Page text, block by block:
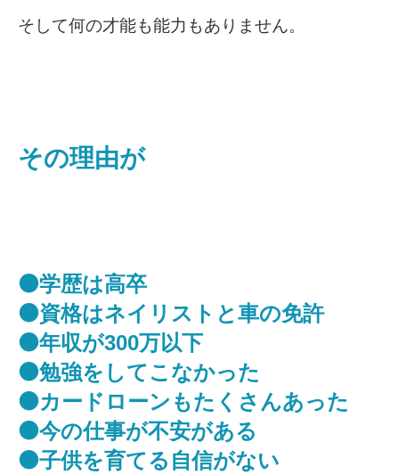
そして何の才能も能力もありません。
その理由が
⚫学歴は高卒
⚫資格はネイリストと車の免許
⚫年収が300万以下
⚫勉強をしてこなかった
⚫カードローンもたくさんあった
⚫今の仕事が不安がある
⚫子供を育てる自信がない